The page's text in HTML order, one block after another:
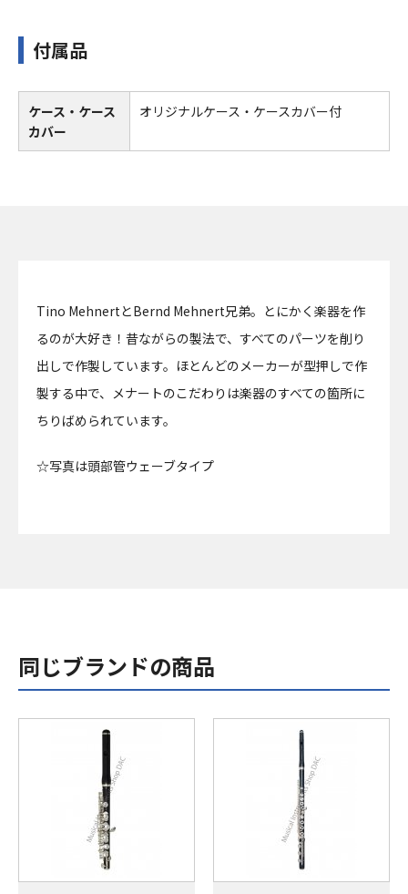
付属品
ケース・ケース
カバー
オリジナルケース・ケースカバー付
Tino MehnertとBernd Mehnert兄弟。とにかく楽器を作
るのが大好き！昔ながらの製法で、すべてのパーツを削り
出しで作製しています。ほとんどのメーカーが型押しで作
製する中で、メナートのこだわりは楽器のすべての箇所に
ちりばめられています。
☆写真は頭部管ウェーブタイプ
同じブランドの商品